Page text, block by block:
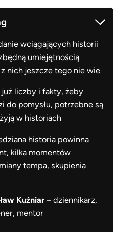
wciągających historii
umiejętnością
nich jeszcze tego nie wie
liczby i fakty, żeby
do pomysłu, potrzebne są
w historiach
historia powinna
kilka momentów
tempa, skupienia
Kuźniar – dziennikarz,
mentor